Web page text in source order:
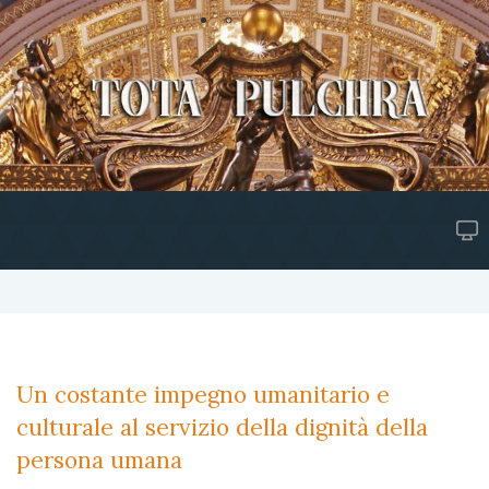
Un costante impegno umanitario e
culturale al servizio della dignità della
persona umana